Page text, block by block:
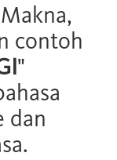
contoh
"
dan